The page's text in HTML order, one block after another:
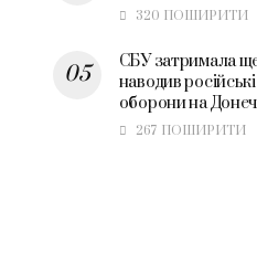
320 ПОШИРИТИ
СБУ затримала
наводив
оборони на
267 ПОШИРИТИ